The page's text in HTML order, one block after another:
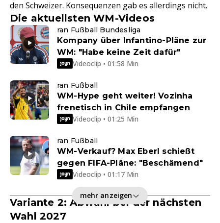
den Schweizer. Konsequenzen gab es allerdings nicht.
Die aktuellsten WM-Videos
ran Fußball Bundesliga
Kompany über Infantino-Pläne zur
WM: "Habe keine Zeit dafür"
Videoclip • 01:58 Min
ran Fußball
WM-Hype geht weiter! Vozinha
frenetisch in Chile empfangen
Videoclip • 01:25 Min
ran Fußball
WM-Verkauf? Max Eberl schießt
gegen FIFA-Pläne: "Beschämend"
Videoclip • 01:17 Min
mehr anzeigen
Variante 2: Abwahl bei der nächsten
Wahl 2027